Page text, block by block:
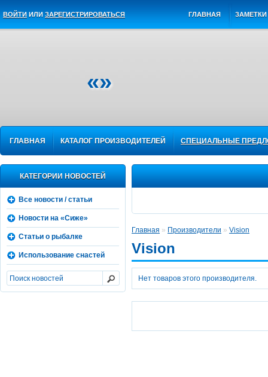
«»
ВОЙТИ ИЛИ ЗАРЕГИСТРИРОВАТЬСЯ ГЛАВНАЯ ЗАМЕТКИ
ГЛАВНАЯ КАТАЛОГ ПРОИЗВОДИТЕЛЕЙ СПЕЦИАЛЬНЫЕ
КАТЕГОРИИ НОВОСТЕЙ
Все новости / статьи
Новости на «Сиже»
Статьи о рыбалке
Использование снастей
Главная » Производители » Vision
Vision
Нет товаров этого производителя.